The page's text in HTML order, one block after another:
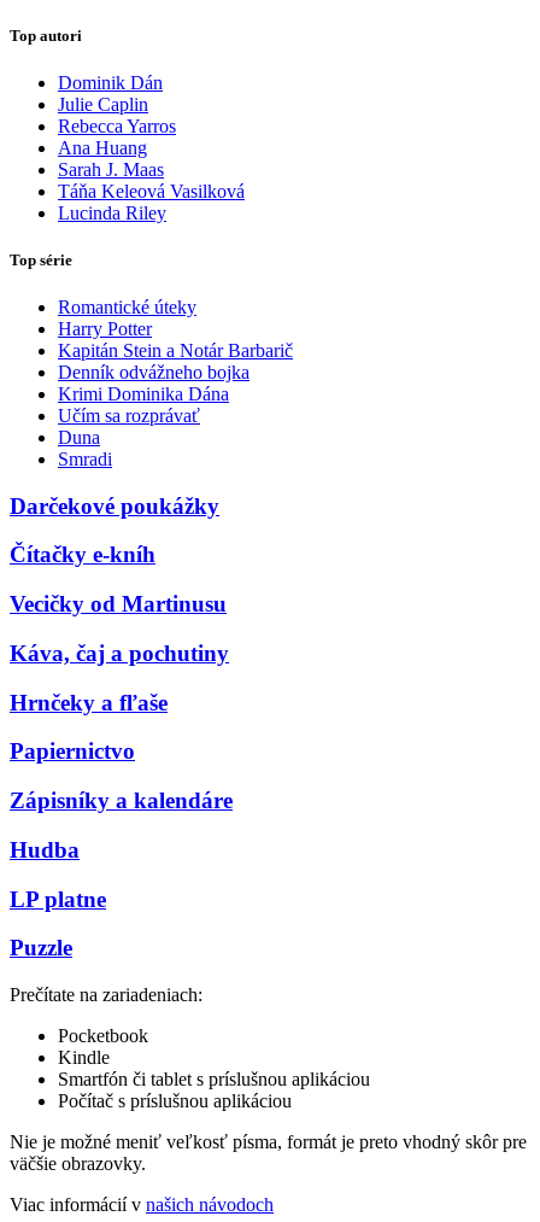
Top autori
Dominik Dán
Julie Caplin
Rebecca Yarros
Ana Huang
Sarah J. Maas
Táňa Keleová Vasilková
Lucinda Riley
Top série
Romantické úteky
Harry Potter
Kapitán Stein a Notár Barbarič
Denník odvážneho bojka
Krimi Dominika Dána
Učím sa rozprávať
Duna
Smradi
Darčekové poukážky
Čítačky e-kníh
Vecičky od Martinusu
Káva, čaj a pochutiny
Hrnčeky a fľaše
Papiernictvo
Zápisníky a kalendáre
Hudba
LP platne
Puzzle
Prečítate na zariadeniach:
Pocketbook
Kindle
Smartfón či tablet s príslušnou aplikáciou
Počítač s príslušnou aplikáciou
Nie je možné meniť veľkosť písma, formát je preto vhodný skôr pre
väčšie obrazovky.
Viac informácií v našich návodoch